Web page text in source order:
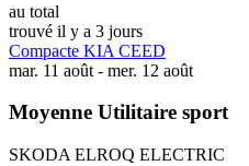
au total
trouvé il y a 3 jours
Compacte KIA CEED
mar. 11 août - mer. 12 août
Moyenne Utilitaire sport
SKODA ELROQ ELECTRIC